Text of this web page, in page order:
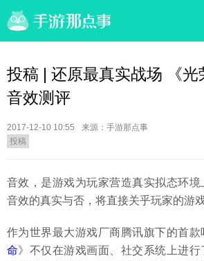
投稿 | 还原最真实战场 《光
音效测评
2017-12-10 10:55
来源：手游那点事
投稿
音效，是游戏为玩家营造真实拟态环
音效的真实与否，将直接关乎玩家的游戏
作为世界最大游戏厂商腾讯旗下的首
命》不仅在游戏画面、社交系统上进